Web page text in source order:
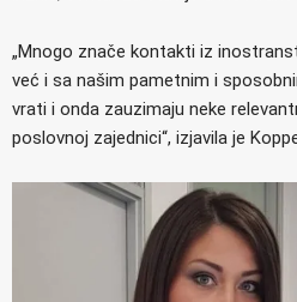
„Mnogo znače kontakti iz
već i sa našim pametnim i
vrati i onda zauzimaju neke
poslovnoj zajednici“, izjavila je